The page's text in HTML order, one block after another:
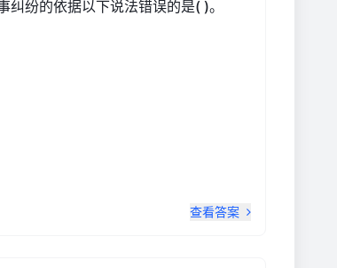
纷的依据以下说法错误的是( )。
查看答案